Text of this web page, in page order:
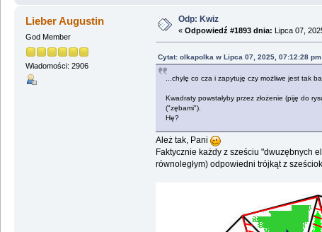
Lieber Augustin
God Member
Wiadomości: 2906
Odp: Kwiz
« Odpowiedź #1893 dnia: Lipca 07,
Cytat: olkapolka w Lipca 07, 2025, 07:12:28 pm
...chylę co cza i zapytuję czy możliwe jest tak
Kwadraty powstałyby przez złożenie (piję do
("zębami").
Hę?
Ależ tak, Pani
Faktycznie każdy z sześciu "dwuzębnych
równoległym) odpowiedni trójkąt z